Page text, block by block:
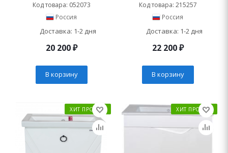
Код товара: 052073
Россия
Доставка: 1-2 дня
20 200₽
В корзину
Код товара: 215257
Россия
Доставка: 1-2 дня
22 200₽
В корзину
ХИТ ПРОДАЖ ХИТ ПРОДАЖ